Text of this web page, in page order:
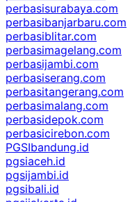
perbasisurabaya.com
perbasibanjarbaru.com
perbasiblitar.com
perbasimagelang.com
perbasijambi.com
perbasiserang.com
perbasitangerang.com
perbasimalang.com
perbasidepok.com
perbasicirebon.com
PGSIbandung.id
pgsiaceh.id
pgsijambi.id
pgsibali.id